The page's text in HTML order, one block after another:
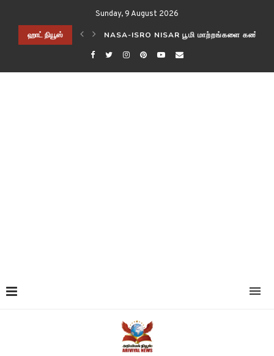
Sunday, 9 August 2026
ஹாட் நியூஸ்
விஞ்ஞானிகள்! NASA-ISRO NISAR பூமி மாற்றங்களை